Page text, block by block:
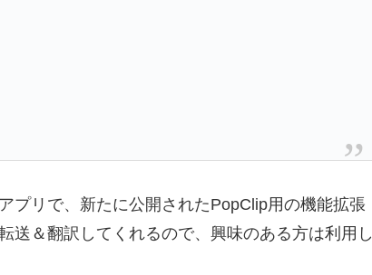
リで、新たに公開されたPopClip用の機能拡張
送＆翻訳してくれるので、興味のある方は利用し